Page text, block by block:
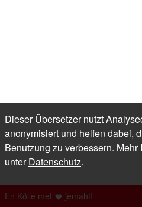
En Kölle met jemaht!
Dieser Übersetzer nutzt
anonymisiert und helfen dabei,
Benutzung zu verbessern.
unterDatenschutz.